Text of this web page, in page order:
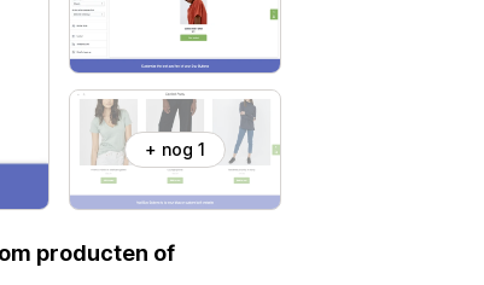
+ nog 1
producten of